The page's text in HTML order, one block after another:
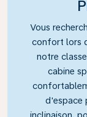
Vous
confort lors
notre
cabine
d'espace
inclinaison,